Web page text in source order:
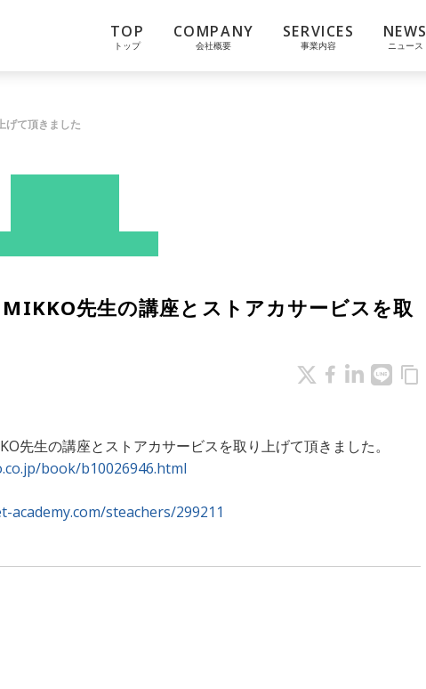
TOP
トップ
COMPANY
会社概要
SERVICES
事業内容
NEWS
ニュース
げて頂きました
先生の講座とストアカサービスを取
content_copy
先生の講座とストアカサービスを取り上げて頂きました。
book/b10026946.html
academy.com/steachers/299211